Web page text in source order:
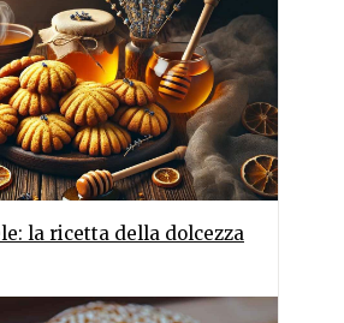
la ricetta della dolcezza